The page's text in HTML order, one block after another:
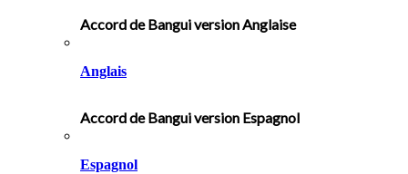
Accord de Bangui version Anglaise
Anglais
Accord de Bangui version Espagnol
Espagnol